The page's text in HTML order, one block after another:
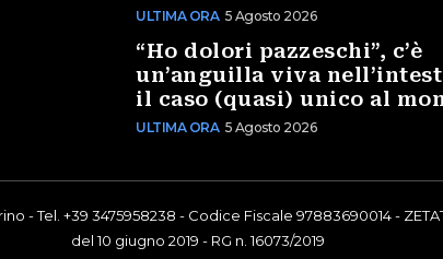
ULTIMA ORA 5 Agosto 2026
“Ho dolori pazzeschi”, c’è
un’anguilla viva
il caso (quasi) unico al
ULTIMA ORA 5 Agosto 2026
- Tel. +39 3475958238 - Codice Fiscale 97883690014 -
del 10 giugno 2019 - RG n. 16073/2019